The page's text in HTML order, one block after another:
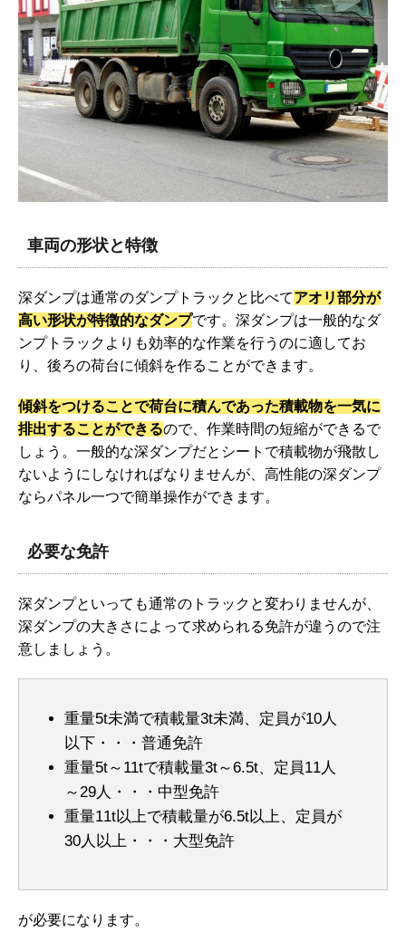
車両の形状と特徴
深ダンプは通常のダンプトラックと比べてアオリ部分が
高い形状が特徴的なダンプです。深ダンプは一般的なダ
ンプトラックよりも効率的な作業を行うのに適してお
り、後ろの荷台に傾斜を作ることができます。
傾斜をつけることで荷台に積んであった積載物を一気に
排出することができるので、作業時間の短縮ができるで
しょう。一般的な深ダンプだとシートで積載物が飛散し
ないようにしなければなりませんが、高性能の深ダンプ
ならパネル一つで簡単操作ができます。
必要な免許
深ダンプといっても通常のトラックと変わりませんが、
深ダンプの大きさによって求められる免許が違うので注
意しましょう。
重量5t未満で積載量3t未満、定員が10人
以下・・・普通免許
重量5t～11tで積載量3t～6.5t、定員11人
～29人・・・中型免許
重量11t以上で積載量が6.5t以上、定員が
30人以上・・・大型免許
が必要になります。